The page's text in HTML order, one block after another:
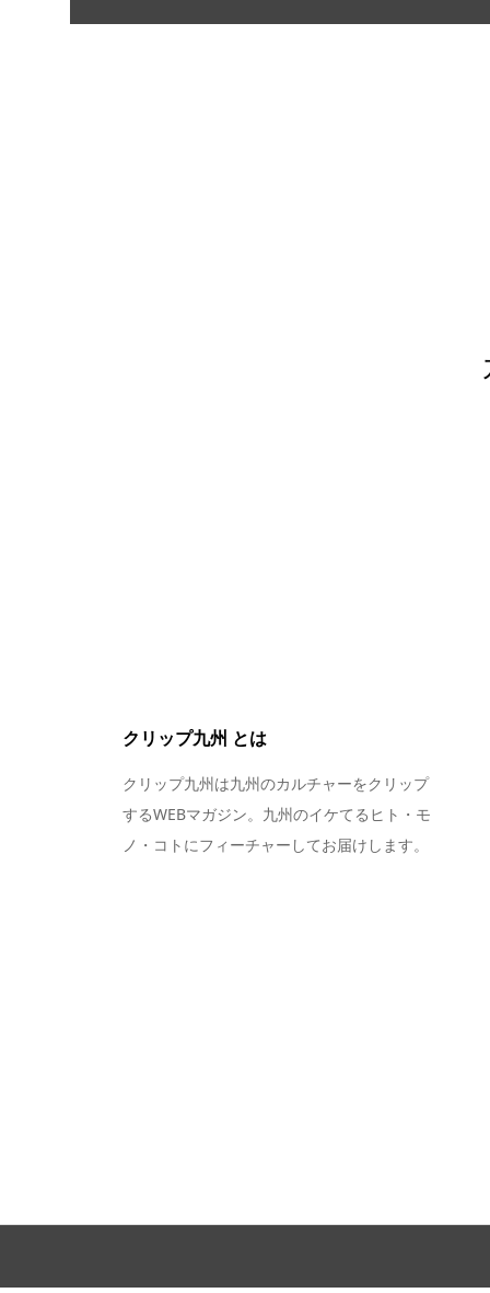
クリップ九州 とは
クリップ九州は九州のカルチャーをクリップ
するWEBマガジン。九州のイケてるヒト・モ
ノ・コトにフィーチャーしてお届けします。